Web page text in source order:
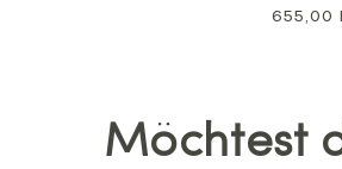
655,00
Möchtest